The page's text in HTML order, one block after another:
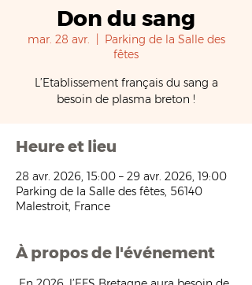
Don du sang
mar. 28 avr.
Parking de la Salle des
fêtes
L’Etablissement français du sang a
besoin de plasma breton !
Heure et lieu
28 avr. 2026, 15:00 – 29 avr. 2026, 19:00
Parking de la Salle des fêtes, 56140
Malestroit, France
À propos de l'événement